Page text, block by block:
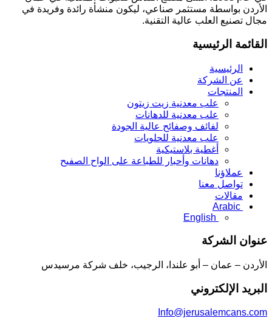
الأردن بواسطة مستثمر صناعي، ليكون منشأة رائدة وفريدة في
مجال تصنيع العلب عالية التقنية.
القائمة الرئيسية
الرئيسية
عن الشركة
المنتجات
علب معدنية زيت زيتون
علب معدنية للدهانات
لفائف وصفائح عالية الجودة
علب معدنية للحلويات
أغطية بلاستيكية
دهانات وأحبار للطباعة على الواح الصفيح
عملاؤنا
تواصل معنا
مقالات
Arabic
English
عنوان الشركة
الأردن – عمان – أبو علندا، الرجيب، خلف شركة مرسيدس
البريد الإلكتروني
Info@jerusalemcans.com